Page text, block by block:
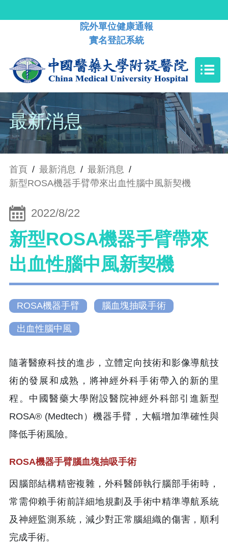
院外單位健康通報
實名登記系統
最新消息
首頁 / 最新消息 / 最新消息 /
新型ROSA機器手臂帶來出血性腦中風新契機
2022/8/22
新型ROSA機器手臂帶來
出血性腦中風新契機
ROSA機器手臂 腦血塊抽吸手術
出血性腦中風
隨著醫療科技的進步，立體定向技術和影像導航技
術的發展和成熟，將神經外科手術帶入的新的里
程。中國醫藥大學附設醫院神經外科部引進新型
ROSA® (Medtech）機器手臂，大幅增加準確性與
降低手術風險。
ROSA機器手臂腦血塊抽吸手術
因腦部結構精密複雜，外科醫師執行腦部手術時，
常需仰賴手術前詳細地規劃及手術中精準導航系統
及神經監測系統，減少對正常腦組織的傷害，順利
完成手術。